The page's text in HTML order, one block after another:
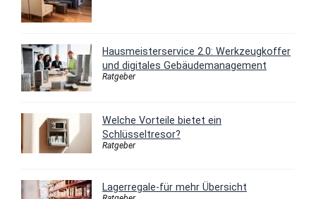
Hausmeisterservice 2.0: Werkzeugkoffer
und digitales Gebäudemanagement
Ratgeber
Welche Vorteile bietet ein
Schlüsseltresor?
Ratgeber
Lagerregale-für mehr Übersicht